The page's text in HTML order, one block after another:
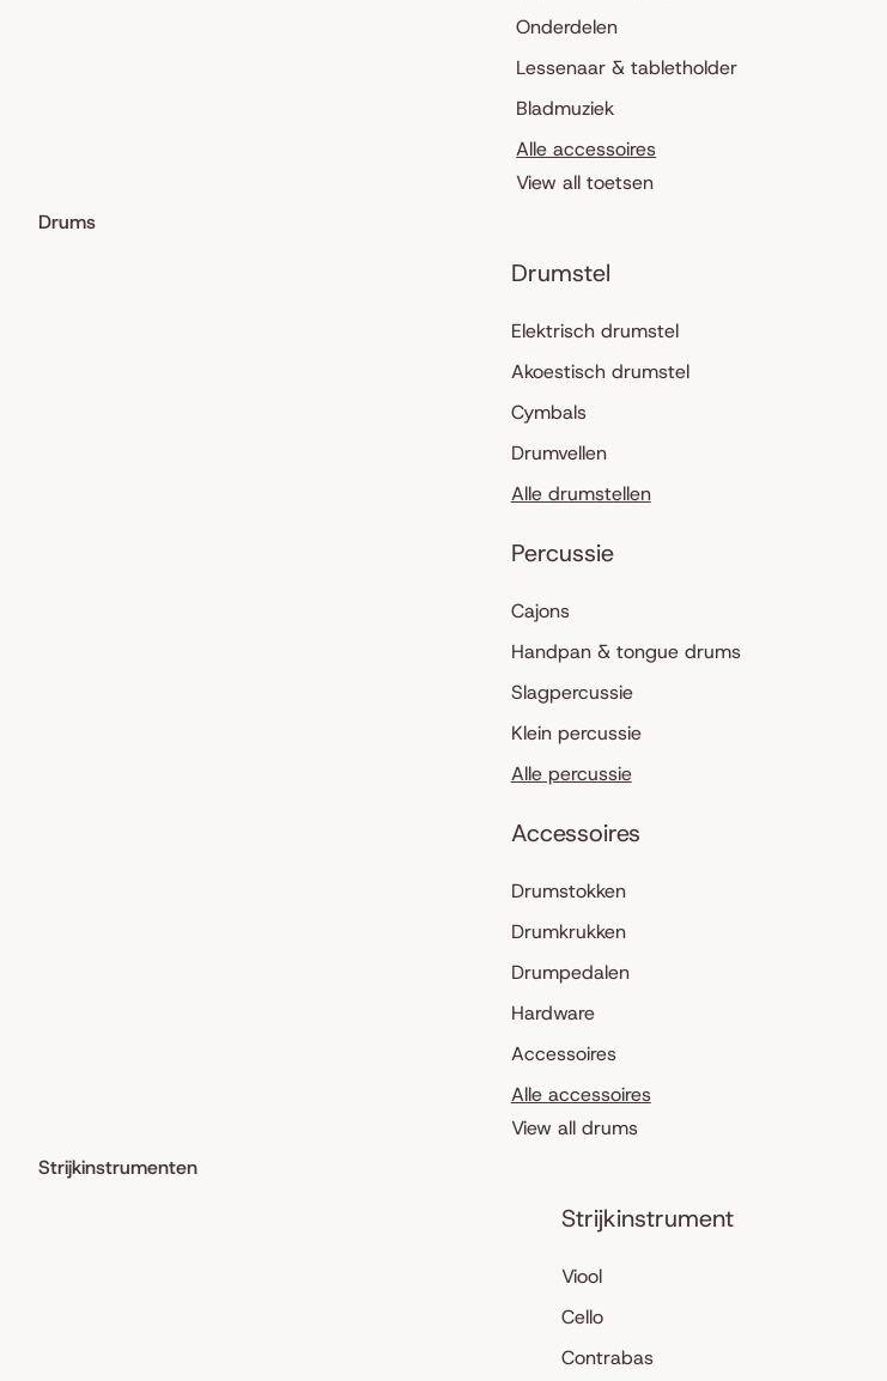
Onderdelen
Lessenaar & tabletholder
Bladmuziek
Alle accessoires
View all toetsen
Drums
Drumstel
Elektrisch drumstel
Akoestisch drumstel
Cymbals
Drumvellen
Alle drumstellen
Percussie
Cajons
Handpan & tongue drums
Slagpercussie
Klein percussie
Alle percussie
Accessoires
Drumstokken
Drumkrukken
Drumpedalen
Hardware
Accessoires
Alle accessoires
View all drums
Strijkinstrumenten
Strijkinstrument
Viool
Cello
Contrabas